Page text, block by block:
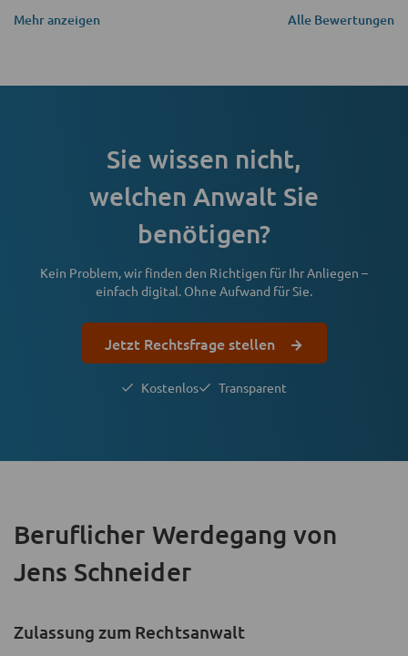
Mehr anzeigen Alle Bewertungen
Sie wissen nicht,
welchen Anwalt Sie
benötigen?
Kein Problem, wir finden den Richtigen für Ihr Anliegen –
einfach digital. Ohne Aufwand für Sie.
Jetzt Rechtsfrage stellen
Kostenlos Transparent
Beruflicher Werdegang von
Jens Schneider
Zulassung zum Rechtsanwalt